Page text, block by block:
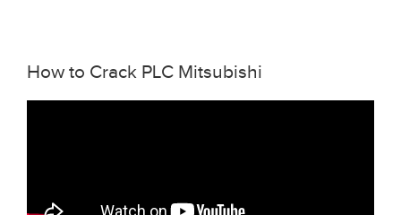
How to Crack PLC Mitsubishi